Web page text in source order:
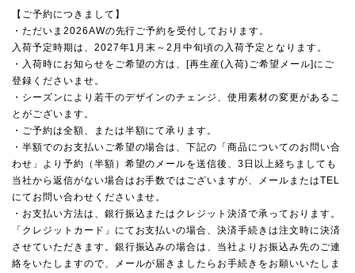
【ご予約につきまして】
・ただいま2026AWの先行ご予約を受付しております。
入荷予定時期は、2027年1月末～2月中旬頃の入荷予定となります。
・入荷時にお知らせをご希望の方は、[再生産(入荷)ご希望メール]にご
登録くださいませ。
・シーズンにより若干のデザインのチェンジ、使用素材の変更があるこ
とがございます。
・ご予約は全額、または半額にて承ります。
・半額でのお支払いご希望の場合は、下記の「商品についてのお問い合
わせ」より予約（半額）希望のメールを送信後、3日以上経ちましても
当社から返信がない場合はお手数ではございますが、メールまたはTEL
にてお問い合わせくださいませ。
・お支払い方法は、銀行振込またはクレジット決済で承っております。
「クレジットカード」にてお支払いの場合、決済手続きは注文時に決済
させていただきます。銀行振込みの場合は、当社よりお振込み先のご連
絡をいたしますので、メールが届きましたらお手続きをお願いいたしま